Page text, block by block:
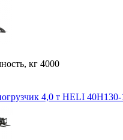
кг 4000
4,0 т HELI 40H130-